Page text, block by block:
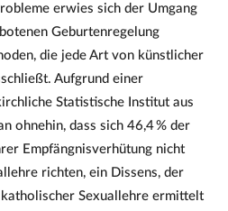
erwies sich der Umgang
Geburtenregelung
die jede Art von künstlicher
Aufgrund einer
Statistische Institut aus
ohnehin, dass sich 46,4 % der
Empfängnisverhütung nicht
richten, ein Dissens, der
Sexuallehre ermittelt